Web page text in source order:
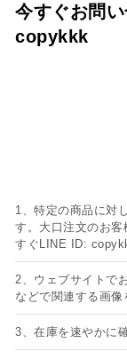
今すぐお問
copykkk
1、特定の商品に対
す。大口注文のお
すぐLINE ID:
2、ウェブサイトで
などで関連する画像
3、在庫を速やかに